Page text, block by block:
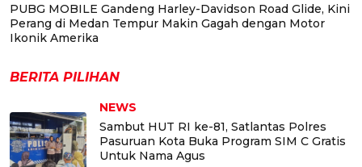
PUBG MOBILE Gandeng Harley-Davidson Road Glide, Kini
Perang di Medan Tempur Makin Gagah dengan Motor
Ikonik Amerika
BERITA PILIHAN
NEWS
Sambut HUT RI ke-81, Satlantas Polres
Pasuruan Kota Buka Program SIM C Gratis
Untuk Nama Agus